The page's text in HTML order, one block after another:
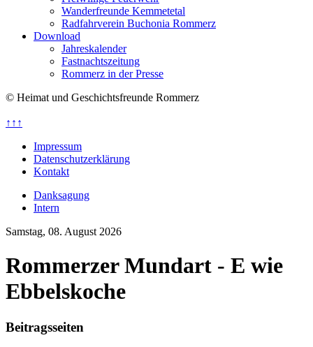
Wanderfreunde Kemmetetal
Radfahrverein Buchonia Rommerz
Download
Jahreskalender
Fastnachtszeitung
Rommerz in der Presse
© Heimat und Geschichtsfreunde Rommerz
↑↑↑
Impressum
Datenschutzerklärung
Kontakt
Danksagung
Intern
Samstag, 08. August 2026
Rommerzer Mundart - E wie
Ebbelskoche
Beitragsseiten